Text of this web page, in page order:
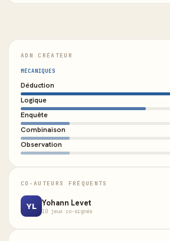
ADN CRÉATEUR
MÉCANIQUES
Déduction
Logique
Enquête
Combinaison
Observation
CO-AUTEURS FRÉQUENTS
YL Yohann Levet
10 jeux co-signés